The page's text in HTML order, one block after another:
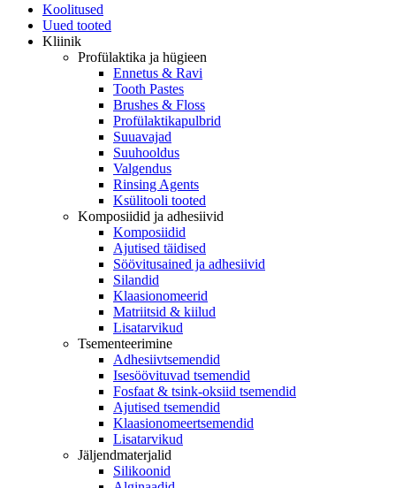
Koolitused
Uued tooted
Kliinik
Profülaktika ja hügieen
Ennetus & Ravi
Tooth Pastes
Brushes & Floss
Profülaktikapulbrid
Suuavajad
Suuhooldus
Valgendus
Rinsing Agents
Ksülitooli tooted
Komposiidid ja adhesiivid
Komposiidid
Ajutised täidised
Söövitusained ja adhesiivid
Silandid
Klaasionomeerid
Matriitsid & kiilud
Lisatarvikud
Tsementeerimine
Adhesiivtsemendid
Isesöövituvad tsemendid
Fosfaat & tsink-oksiid tsemendid
Ajutised tsemendid
Klaasionomeertsemendid
Lisatarvikud
Jäljendmaterjalid
Silikoonid